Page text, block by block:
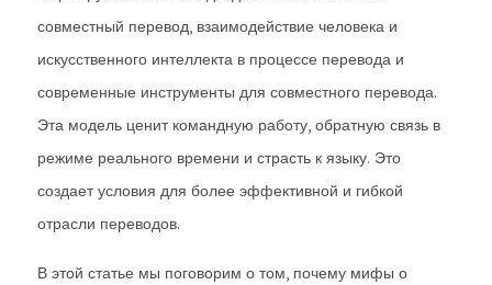
совместный перевод, взаимодействие человека и
искусственного интеллекта в процессе перевода и
современные инструменты для совместного перевода.
Эта модель ценит командную работу, обратную связь в
режиме реального времени и страсть к языку. Это
создает условия для более эффективной и гибкой
отрасли переводов.
В этой статье мы поговорим о том, почему мифы о